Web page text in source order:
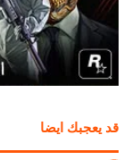
قد يعجبك ايضا